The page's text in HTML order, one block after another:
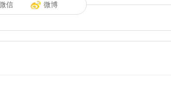
信 微博